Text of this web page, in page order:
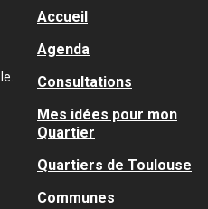
Accueil
Agenda
Consultations
Mes idées pour mon
Quartier
Quartiers de Toulouse
Communes